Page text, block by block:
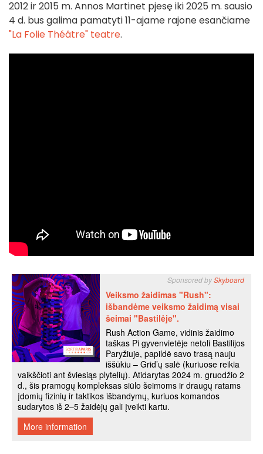
2012 ir 2015 m. Annos Martinet pjesę iki 2025 m. sausio
4 d. bus galima pamatyti 11-ajame rajone esančiame
"La Folie Théâtre" teatre.